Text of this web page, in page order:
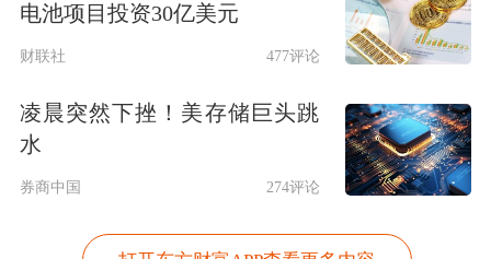
元；
二次住房公积金贷款时：
单人缴存住房公积金的，最高可贷款额
度调整为40万元，夫妻双方均缴存住房
电池项目投资30亿美元
财联社 477评论
凌晨突然下挫！美存储巨头跳
水
券商中国 274评论